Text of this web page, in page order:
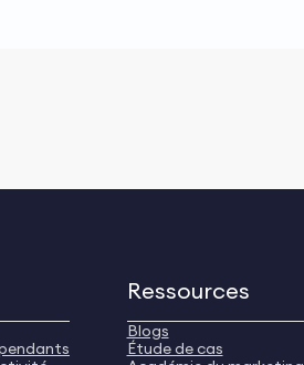
Ressources
Blogs
Étude de cas